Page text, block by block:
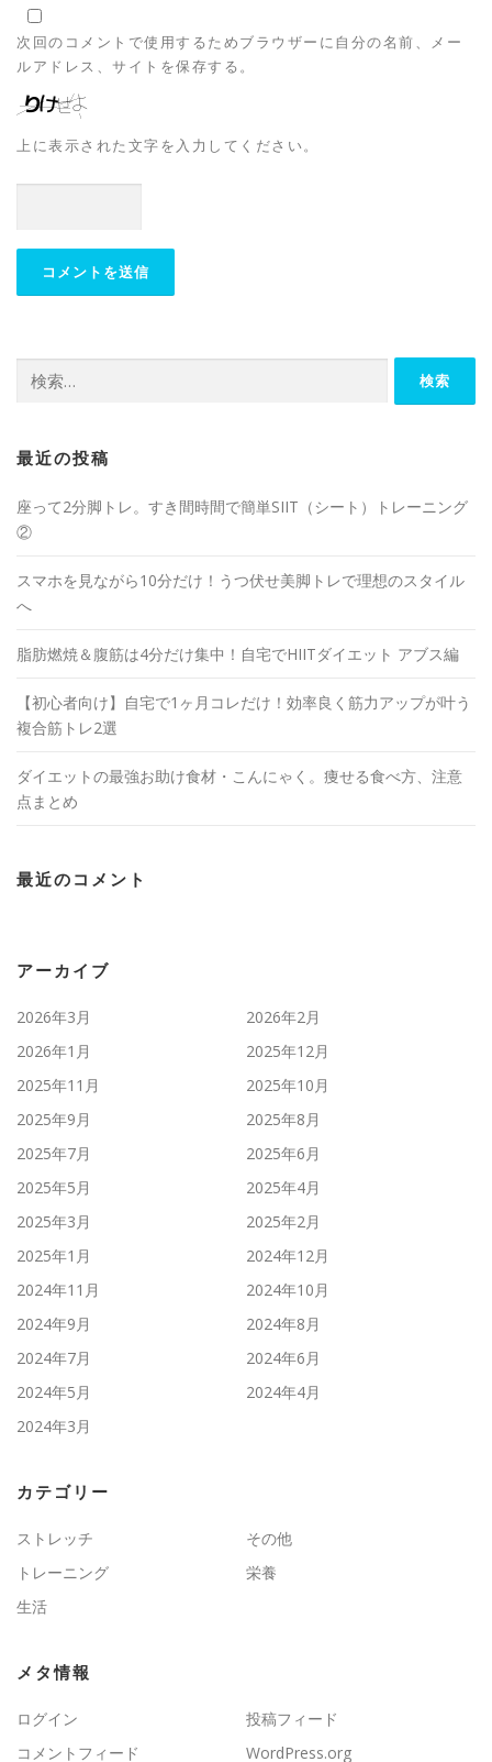
次回のコメントで使用するためブラウザーに自分の名前、メー
ルアドレス、サイトを保存する。
上に表示された文字を入力してください。
最近の投稿
座って2分脚トレ。すき間時間で簡単SIIT（シート）トレーニング
②
スマホを見ながら10分だけ！うつ伏せ美脚トレで理想のスタイル
へ
脂肪燃焼＆腹筋は4分だけ集中！自宅でHIITダイエット アブス編
【初心者向け】自宅で1ヶ月コレだけ！効率良く筋力アップが叶う
複合筋トレ2選
ダイエットの最強お助け食材・こんにゃく。痩せる食べ方、注意
点まとめ
最近のコメント
アーカイブ
2026年3月
2026年2月
2026年1月
2025年12月
2025年11月
2025年10月
2025年9月
2025年8月
2025年7月
2025年6月
2025年5月
2025年4月
2025年3月
2025年2月
2025年1月
2024年12月
2024年11月
2024年10月
2024年9月
2024年8月
2024年7月
2024年6月
2024年5月
2024年4月
2024年3月
カテゴリー
ストレッチ
その他
トレーニング
栄養
生活
メタ情報
ログイン
投稿フィード
コメントフィード
WordPress.org